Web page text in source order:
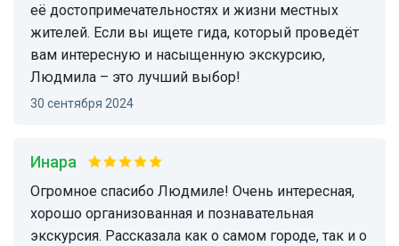
её достопримечательностях и жизни местных
жителей. Если вы ищете гида, который проведёт
вам интересную и насыщенную экскурсию,
Людмила – это лучший выбор!
30 сентября 2024
Инара
Огромное спасибо Людмиле! Очень интересная,
хорошо организованная и познавательная
экскурсия. Рассказала как о самом городе, так и о